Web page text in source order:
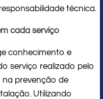
técnica.
cada serviço
conhecimento e
serviço realizado pelo
prevenção de
Utilizando